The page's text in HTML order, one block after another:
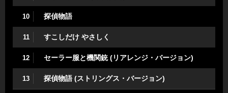
10 探偵物語
11 すこしだけ やさしく
12 セーラー服と機関銃 (リアレンジ・バージョン)
13 探偵物語 (ストリングス・バージョン)